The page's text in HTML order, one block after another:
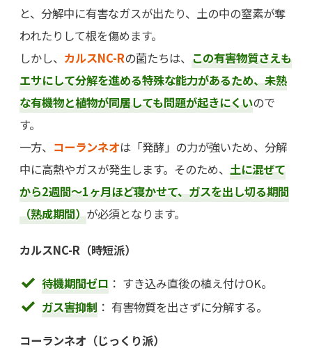
と、分解中に有害なガスが出たり、土の中の窒素が奪
われたりして根を傷めます。
しかし、 カルスNC-Rの菌たちは、 この有害物質さえも
エサにして分解を進める特殊な能力があるため、未熟
な有機物と植物が同居しても問題が起きにくいので
す。
一方、 コーランネオは「発酵」の力が強いため、分解
中に高熱やガスが発生します。そのため、 土に混ぜて
から2週間〜1ヶ月ほど寝かせて、ガスを出し切る期間
（熟成期間）が必須となります。
カルスNC-R（時短派）
待機期間ゼロ： すき込み直後の植え付けOK。
ガス害抑制： 有害物質を出さずに分解する。
コーランネオ（じっくり派）